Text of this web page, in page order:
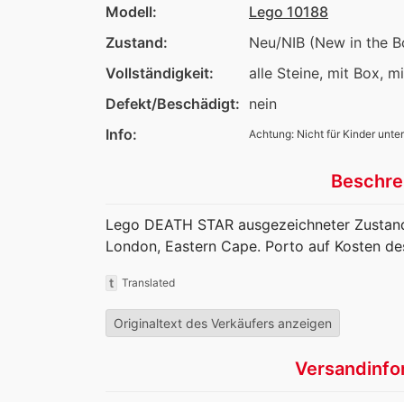
Modell:
Lego 10188
Zustand:
Neu/NIB (New in the
Vollständigkeit:
alle Steine, mit Box,
Defekt/Beschädigt: nein
Info:
Achtung: Nicht für Kinder
Lego DEATH STAR ausgezeichneter
London, Eastern Cape. Porto auf Kosten
t Translated
Originaltext des Verkäufers anzeigen